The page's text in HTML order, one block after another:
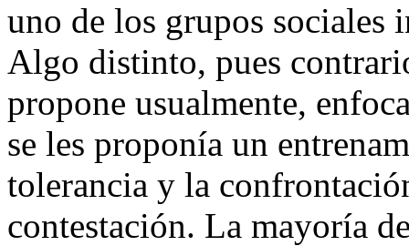
uno de los grupos sociales
Algo distinto, pues
propone usualmente,
se les proponía un
tolerancia y la
contestación. La mayoría